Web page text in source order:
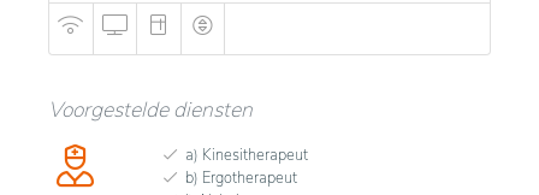
Voorgestelde diensten
a) Kinesitherapeut
b) Ergotherapeut